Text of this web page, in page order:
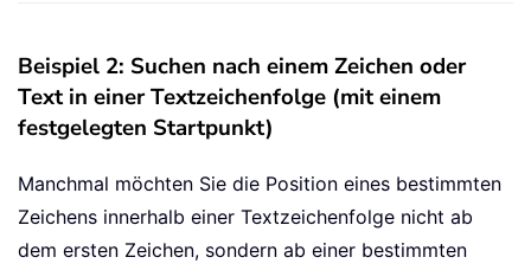
Beispiel 2: Suchen nach einem Zeichen oder
Text in einer Textzeichenfolge (mit einem
festgelegten Startpunkt)
Manchmal möchten Sie die Position eines bestimmten
Zeichens innerhalb einer Textzeichenfolge nicht ab
dem ersten Zeichen, sondern ab einer bestimmten